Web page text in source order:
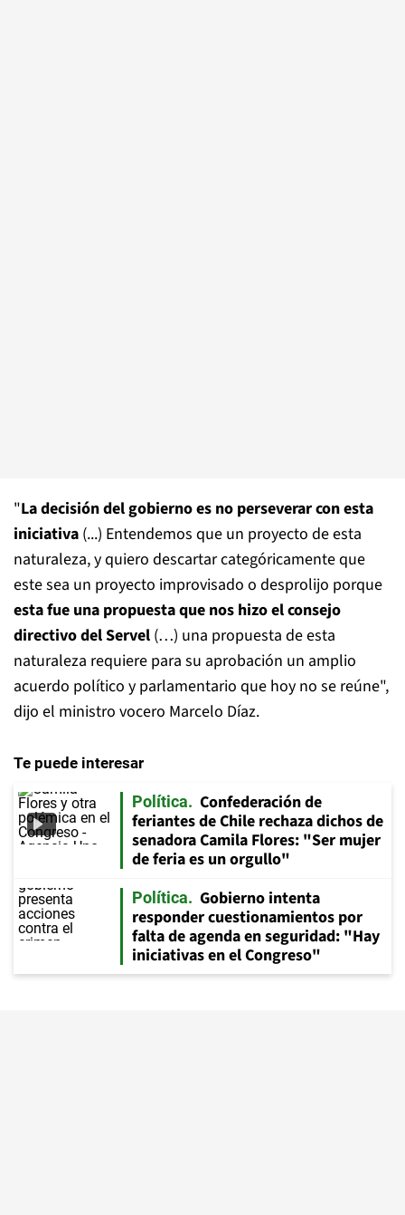
"La decisión del gobierno es no perseverar con esta
iniciativa (...) Entendemos que un proyecto de esta
naturaleza, y quiero descartar categóricamente que
este sea un proyecto improvisado o desprolijo porque
esta fue una propuesta que nos hizo el consejo
directivo del Servel (…) una propuesta de esta
naturaleza requiere para su aprobación un amplio
acuerdo político y parlamentario que hoy no se reúne",
dijo el ministro vocero Marcelo Díaz.
Te puede interesar
Política
Confederación de
feriantes de Chile rechaza dichos de
senadora Camila Flores: "Ser mujer
de feria es un orgullo"
Política
Gobierno intenta
responder cuestionamientos por
falta de agenda en seguridad: "Hay
iniciativas en el Congreso"